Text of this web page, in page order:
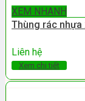
XEM NHANH
Thùng rác nhựa
Liên hệ
Xem chi tiết